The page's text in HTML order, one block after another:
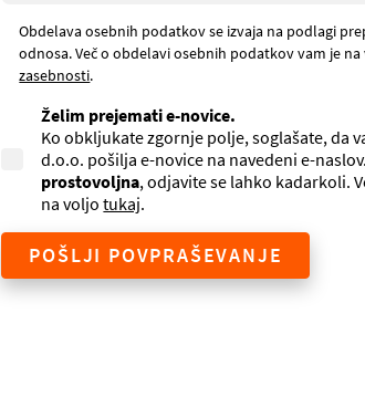
Obdelava osebnih podatkov se izvaja na podlagi
odnosa. Več o obdelavi osebnih podatkov vam je
zasebnosti.
Želim prejemati e-novice.
Ko obkljukate zgornje polje, soglašate, da
d.o.o. pošilja e-novice na navedeni e-
prostovoljna, odjavite se lahko kadarkoli.
na voljotukaj.
POŠLJI POVPRAŠEVANJE